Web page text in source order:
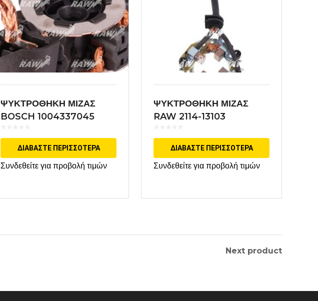
ΨΥΚΤΡΟΘΗΚΗ ΜΙΖΑΣ
BOSCH 1004337045
ΔΙΑΒΆΣΤΕ ΠΕΡΙΣΣΌΤΕΡΑ
Συνδεθείτε για προβολή τιμών
ΨΥΚΤΡΟΘΗΚΗ ΜΙΖΑΣ
RAW 2114-13103
ΔΙΑΒΆΣΤΕ ΠΕΡΙΣΣΌΤΕΡΑ
Συνδεθείτε για προβολή τιμών
Next product